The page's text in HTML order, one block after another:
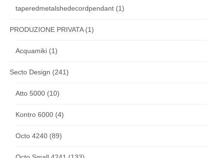
taperedmetalshedecordpendant (1)
PRODUZIONE PRIVATA(1)
Acquamiki (1)
Secto Design (241)
Atto 5000 (10)
Kontro 6000 (4)
Octo 4240 (89)